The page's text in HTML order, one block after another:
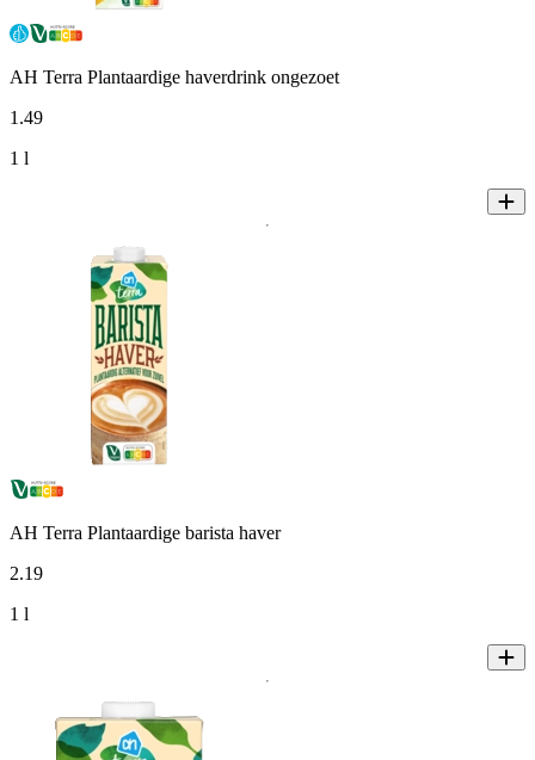
AH Terra Plantaardige haverdrink ongezoet
1 .49
1 l
AH Terra Plantaardige barista haver
2.19
1 l